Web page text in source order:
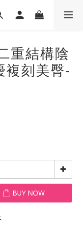
重結構陰
複刻美臀-
BUY NOW